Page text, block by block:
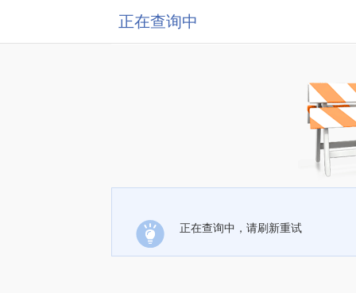
正在查询中
正在查询中，请刷新重试